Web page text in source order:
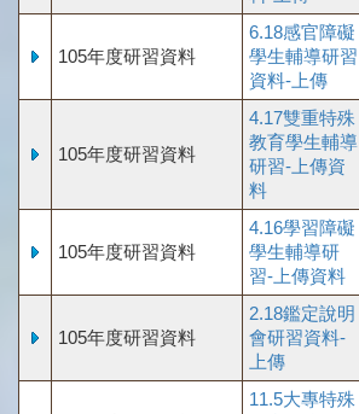
105年度研習資料
6.18感官障礙
學生輔導研習
資料-上傳
105年度研習資料
4.17雙重特殊
教育學生輔導
研習-上傳資
料
105年度研習資料
4.16學習障礙
學生輔導研
習-上傳資料
105年度研習資料
2.18鑑定說明
會研習資料-
上傳
11.5大專特殊